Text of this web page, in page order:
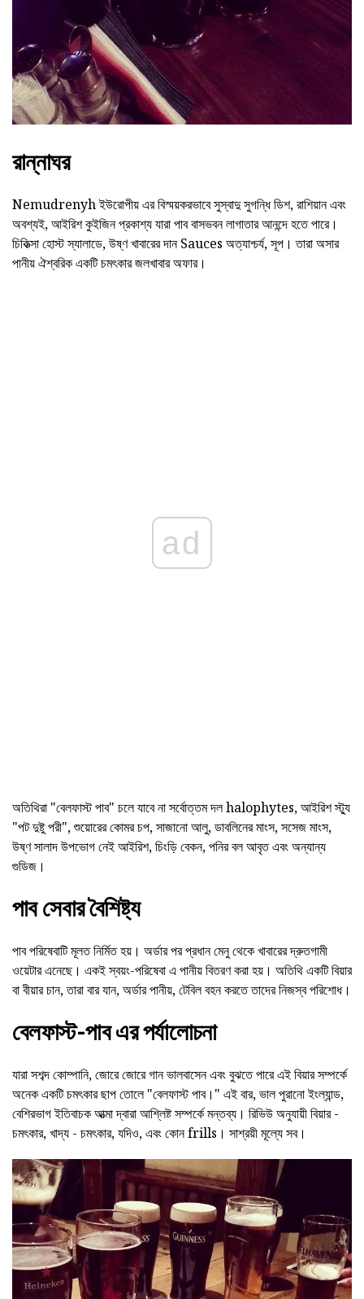
রান্নাঘর
Nemudrenyh ইউরোপীয় এর বিস্ময়করভাবে সুস্বাদু সুগন্ধি ডিশ, রাশিয়ান এবং
অবশ্যই, আইরিশ কুইজিন প্রকাশ্য যারা পাব বাসভবন লাগাতার আনন্দে হতে পারে।
চিকিত্সা হোস্ট স্যালাডে, উষ্ণ খাবারের দান Sauces অত্যাশ্চর্য, সূপ। তারা অসার
পানীয় ঐশ্বরিক একটি চমৎকার জলখাবার অফার।
ad
অতিথিরা "বেলফাস্ট পাব" চলে যাবে না সর্বোত্তম দল halophytes, আইরিশ স্ট্যু
"পট দুষ্টু পরী", শুয়োরের কোমর চপ, সাজানো আলু, ডাবলিনের মাংস, সসেজ মাংস,
উষ্ণ সালাদ উপভোগ নেই আইরিশ, চিংড়ি বেকন, পনির বল আবৃত এবং অন্যান্য
গুডিজ।
পাব সেবার বৈশিষ্ট্য
পাব পরিষেবাটি মূলত নির্মিত হয়। অর্ডার পর প্রধান মেনু থেকে খাবারের দ্রুতগামী
ওয়েটার এনেছে। একই স্বয়ং-পরিষেবা এ পানীয় বিতরণ করা হয়। অতিথি একটি বিয়ার
বা বীয়ার চান, তারা বার যান, অর্ডার পানীয়, টেবিল বহন করতে তাদের নিজস্ব পরিশোধ।
বেলফাস্ট-পাব এর পর্যালোচনা
যারা সশব্দ কোম্পানি, জোরে জোরে গান ভালবাসেন এবং বুঝতে পারে এই বিয়ার সম্পর্কে
অনেক একটি চমৎকার ছাপ তোলে "বেলফাস্ট পাব।" এই বার, ভাল পুরানো ইংল্যান্ড,
বেশিরভাগ ইতিবাচক আত্মা দ্বারা আশ্লিষ্ট সম্পর্কে মন্তব্য। রিভিউ অনুযায়ী বিয়ার -
চমৎকার, খাদ্য - চমৎকার, যদিও, এবং কোন frills। সাশ্রয়ী মূল্যে সব।